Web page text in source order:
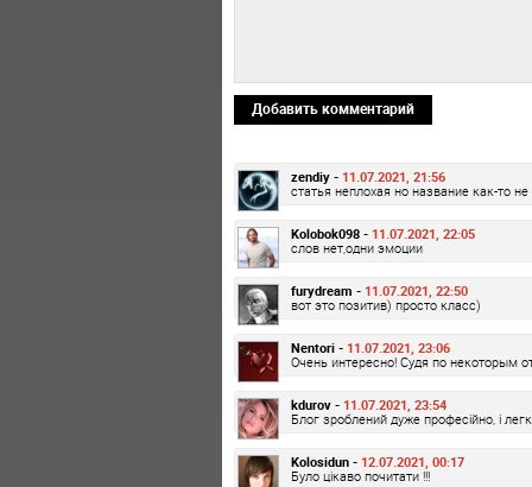
Добавить комментарий
zendiy - 11.07.2021, 21:56
статья неплохая но название как-то
Kolobok098 - 11.07.2021, 22:05
слов нет,одни эмоции
furydream - 11.07.2021, 22:50
вот это позитив) просто класс)
Nentori - 11.07.2021, 23:06
Очень интересно! Судя по некоторым
kdurov - 11.07.2021, 23:54
Блог зроблений дуже професійно, і
Kolosidun - 12.07.2021, 00:17
Було цікаво почитати !!!